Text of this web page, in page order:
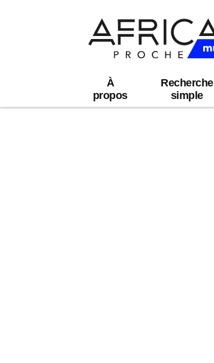
À
propos
Recherche
simple